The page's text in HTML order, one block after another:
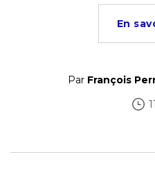
En
Par François